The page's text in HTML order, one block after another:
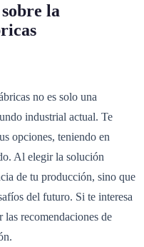
la
no es solo una
industrial actual. Te
opciones, teniendo en
Al elegir la solución
de tu producción, sino que
del futuro. Si te interesa
recomendaciones de